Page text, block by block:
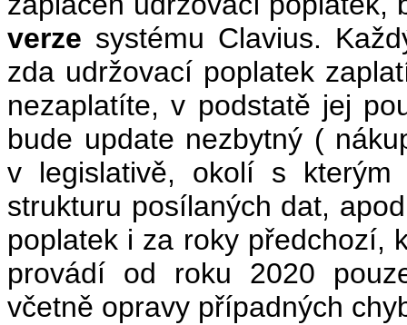
verze systému Clavius.
zda udržovací poplatek
nezaplatíte, v podstatě jej
bude update nezbytný (
v legislativě, okolí s kterým
strukturu posílaných dat,
poplatek i za roky předchozí,
provádí od roku 2020
včetně opravy případných